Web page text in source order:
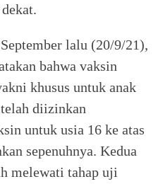
lalu (20/9/21),
bahwa vaksin
khusus untuk anak
diizinkan
untuk usia 16 ke atas
sepenuhnya. Kedua
melewati tahap uji